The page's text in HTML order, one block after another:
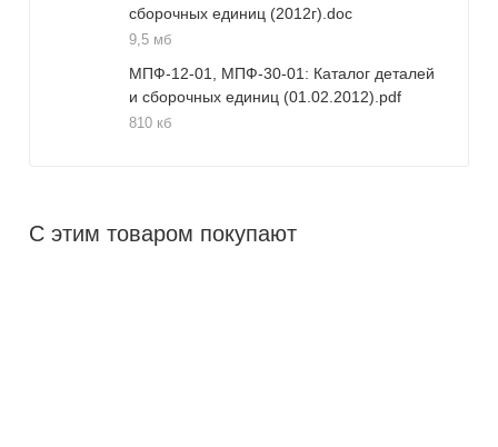
сборочных единиц (2012г).doc
9,5 мб
МПФ-12-01, МПФ-30-01: Каталог деталей
и сборочных единиц (01.02.2012).pdf
810 кб
С этим товаром покупают